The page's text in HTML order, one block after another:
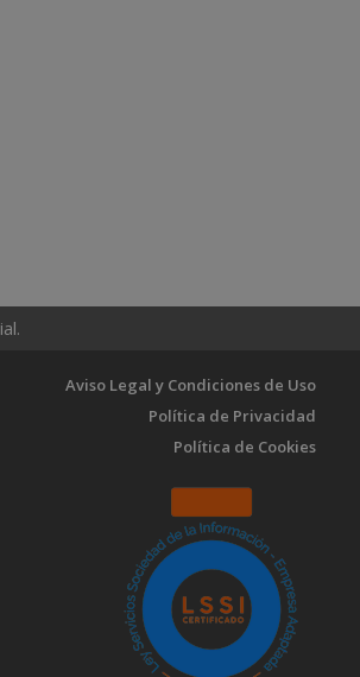
Aviso Legal y Condiciones de Uso
Política de Privacidad
Política de Cookies